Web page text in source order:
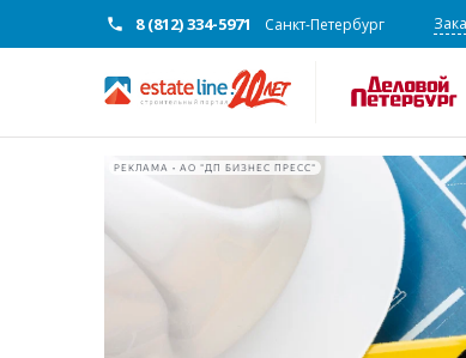
8 (812) 334-5971 Санкт-Петербург
РЕКЛАМА • АО "ДП БИЗНЕС ПРЕСС"